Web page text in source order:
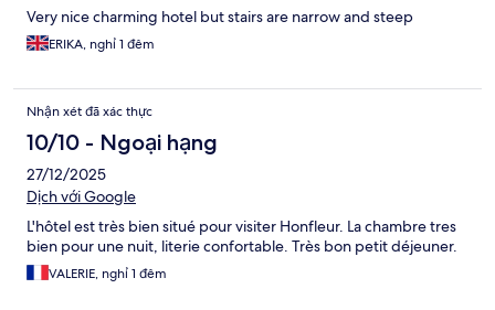
Very nice charming hotel but stairs are narrow and steep
ERIKA, nghỉ 1 đêm
Nhận xét đã xác thực
10/10 - Ngoại hạng
27/12/2025
Dịch với Google
L'hôtel est très bien situé pour visiter Honfleur. La chambre tres
bien pour une nuit, literie confortable. Très bon petit déjeuner.
VALERIE, nghỉ 1 đêm